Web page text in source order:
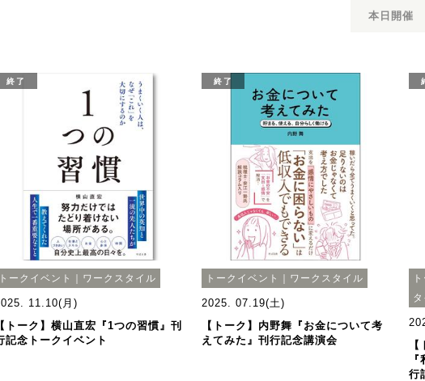
本日開催
終了
トークイベント｜ワークスタイル
11.10(月)
【トーク】横山直宏『1つの習慣』刊
記念トークイベント
終了
トークイベント｜ワークスタイル
2025. 07.19(土)
【トーク】内野舞『お金について考
えてみた』刊行記念講演会
行